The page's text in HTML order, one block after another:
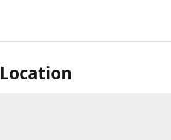
Location